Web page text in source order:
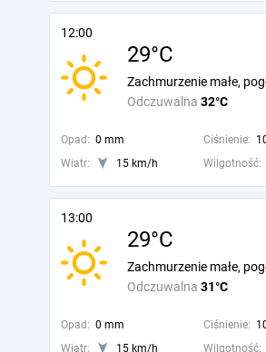
12:00
29°C
Odczuwalna 32°C
Zachmurzenie małe,
Opad: 0 mm Ciśnienie:
Wiatr:
15 km/h Wilgotność:
13:00
29°C
Odczuwalna 31°C
Zachmurzenie małe,
Opad: 0 mm Ciśnienie:
Wiatr:
15 km/h Wilgotność: